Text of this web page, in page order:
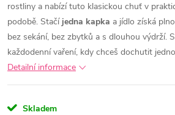
rostliny a nabízí tuto klasickou chuť v
podobě. Stačíjedna kapka a jídlo získá
bez sekání, bez zbytků a s dlouhou výdrží.
každodenní vaření, kdy chceš dochutit
Detailní informace
Skladem